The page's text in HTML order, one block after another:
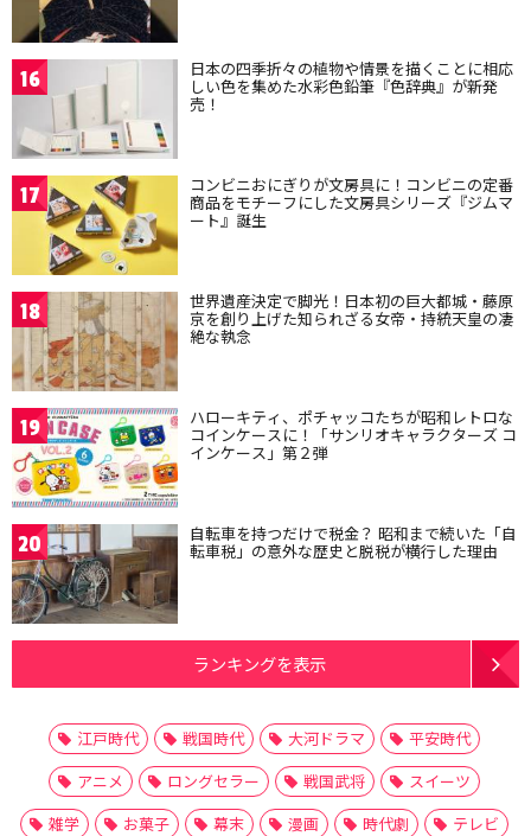
16 日本の四季折々の植物や情景を描くことに相応
しい色を集めた水彩色鉛筆『色辞典』が新発
売！
17 コンビニおにぎりが文房具に！コンビニの定番
商品をモチーフにした文房具シリーズ『ジムマ
ート』誕生
18 世界遺産決定で脚光！日本初の巨大都城・藤原
京を創り上げた知られざる女帝・持統天皇の凄
絶な執念
19 ハローキティ、ポチャッコたちが昭和レトロな
コインケースに！「サンリオキャラクターズ コ
インケース」第２弾
20 自転車を持つだけで税金？ 昭和まで続いた「自
転車税」の意外な歴史と脱税が横行した理由
ランキングを表示
江戸時代 戦国時代 大河ドラマ
平安時代
アニメ
ロングセラー 戦国武将
スイーツ
雑学
お菓子 幕末 漫画 時代劇
テレビ